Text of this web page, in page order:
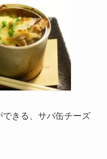
きる、サバ缶チーズ